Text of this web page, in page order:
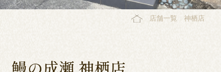
店舗一覧 神栖店
鰻の成瀬 神栖店